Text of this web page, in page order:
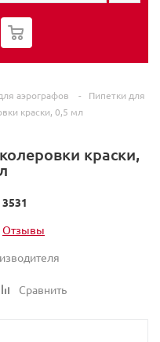
0
аэрографов -
Пипетки для
краски, 0,5 мл
краски,
3531
Отзывы
Сравнить